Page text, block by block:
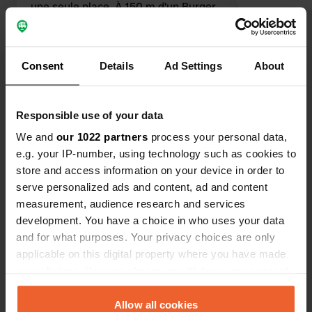
Consent Details Ad Settings About
Responsible use of your data
We and our 1022 partners process your personal data,
e.g. your IP-number, using technology such as cookies to
store and access information on your device in order to
serve personalized ads and content, ad and content
measurement, audience research and services
development. You have a choice in who uses your data
and for what purposes. Your privacy choices are only
applicable on this digital property where you have made
any time from the Cookie Declaration or by clicking on
the Privacy trigger icon.Allow all cookies
une seule place. À 150 m d'un Burger
parking avec quelques services. Il y
avait beaucoup de monde, je n'ai donc
environs.
Es-tu déjà venu ici ?
Contact
Emplacement
Carretera Bilbao